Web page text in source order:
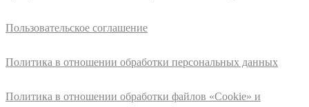
Пользовательское соглашение
Политика в отношении обработки персональных данных
Политика в отношении обработки файлов «Cookie» и